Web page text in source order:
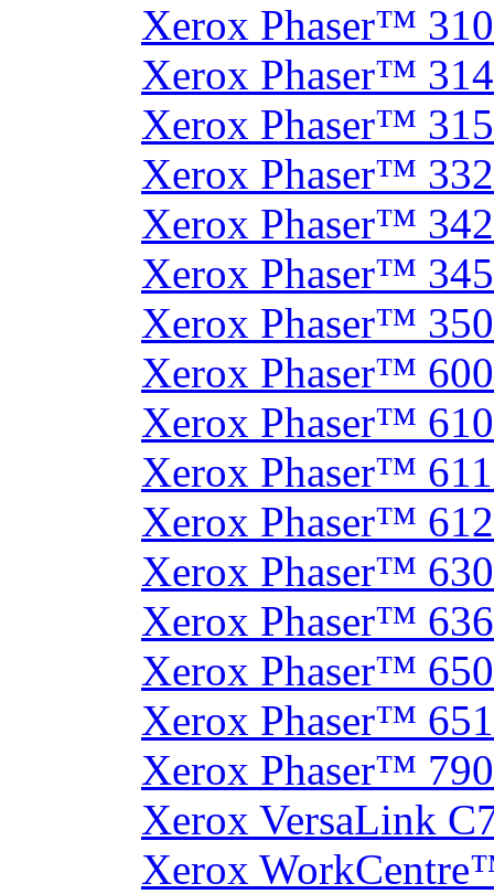
Xerox Phaser™
Xerox Phaser™
Xerox Phaser™
Xerox Phaser™
Xerox Phaser™
Xerox Phaser™
Xerox Phaser™
Xerox Phaser™
Xerox Phaser™
Xerox Phaser™
Xerox Phaser™
Xerox Phaser™
Xerox Phaser™
Xerox Phaser™
Xerox Phaser™
Xerox Phaser™ 790
Xerox VersaLink
Xerox